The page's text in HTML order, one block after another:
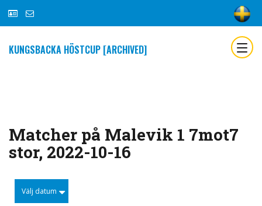
KUNGSBACKA HÖSTCUP [ARCHIVED]
Matcher på Malevik 1 7mot7
stor, 2022-10-16
Välj datum